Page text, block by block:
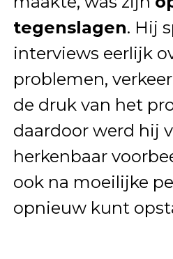
tegenslagen. Hij
interviews eerlijk
problemen,
de druk van het
daardoor werd hij
herkenbaar
ook na moeilijke
opnieuw kunt